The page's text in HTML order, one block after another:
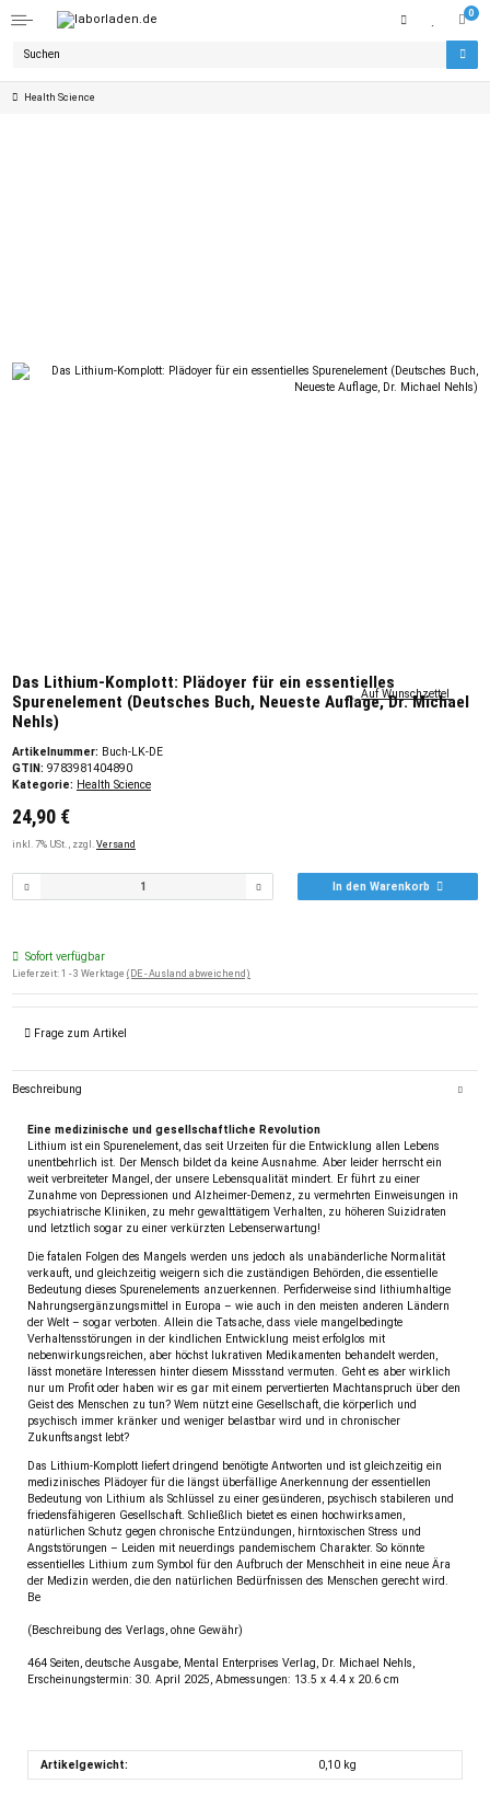
0
Health Science
Das Lithium-Komplott: Plädoyer für ein essentielles
Spurenelement (Deutsches Buch, Neueste Auflage, Dr. Michael
Nehls)
Artikelnummer: Buch-LK-DE
GTIN: 9783981404890
Kategorie: Health Science
24,90 €
inkl. 7% USt. , zzgl. Versand
In den Warenkorb
Sofort verfügbar
Lieferzeit: 1 - 3 Werktage (DE - Ausland abweichend)
Frage zum Artikel
Auf Wunschzettel
Beschreibung
Eine medizinische und gesellschaftliche Revolution
Lithium ist ein Spurenelement, das seit Urzeiten für die Entwicklung allen Lebens
unentbehrlich ist. Der Mensch bildet da keine Ausnahme. Aber leider herrscht ein
weit verbreiteter Mangel, der unsere Lebensqualität mindert. Er führt zu einer
Zunahme von Depressionen und Alzheimer-Demenz, zu vermehrten Einweisungen in
psychiatrische Kliniken, zu mehr gewalttätigem Verhalten, zu höheren Suizidraten
und letztlich sogar zu einer verkürzten Lebenserwartung!
Die fatalen Folgen des Mangels werden uns jedoch als unabänderliche Normalität
verkauft, und gleichzeitig weigern sich die zuständigen Behörden, die essentielle
Bedeutung dieses Spurenelements anzuerkennen. Perfiderweise sind lithiumhaltige
Nahrungsergänzungsmittel in Europa – wie auch in den meisten anderen Ländern
der Welt – sogar verboten. Allein die Tatsache, dass viele mangelbedingte
Verhaltensstörungen in der kindlichen Entwicklung meist erfolglos mit
nebenwirkungsreichen, aber höchst lukrativen Medikamenten behandelt werden,
lässt monetäre Interessen hinter diesem Missstand vermuten. Geht es aber wirklich
nur um Profit oder haben wir es gar mit einem pervertierten Machtanspruch über den
Geist des Menschen zu tun? Wem nützt eine Gesellschaft, die körperlich und
psychisch immer kränker und weniger belastbar wird und in chronischer
Zukunftsangst lebt?
Das Lithium-Komplott liefert dringend benötigte Antworten und ist gleichzeitig ein
medizinisches Plädoyer für die längst überfällige Anerkennung der essentiellen
Bedeutung von Lithium als Schlüssel zu einer gesünderen, psychisch stabileren und
friedensfähigeren Gesellschaft. Schließlich bietet es einen hochwirksamen,
natürlichen Schutz gegen chronische Entzündungen, hirntoxischen Stress und
Angststörungen – Leiden mit neuerdings pandemischem Charakter. So könnte
essentielles Lithium zum Symbol für den Aufbruch der Menschheit in eine neue Ära
der Medizin werden, die den natürlichen Bedürfnissen des Menschen gerecht wird.
Be
(Beschreibung des Verlags, ohne Gewähr)
464 Seiten, deutsche Ausgabe, Mental Enterprises Verlag, Dr. Michael Nehls,
Erscheinungstermin: 30. April 2025, Abmessungen: 13.5 x 4.4 x 20.6 cm
Artikelgewicht: 0,10 kg